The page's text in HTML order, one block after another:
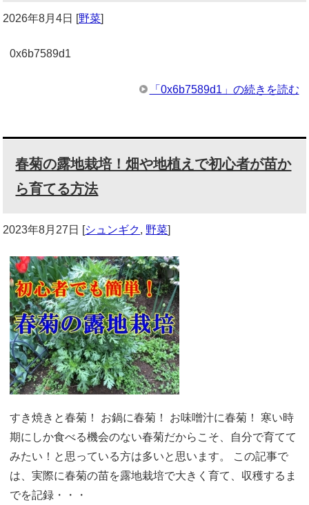
2026年8月4日 [野菜]
0x6b7589d1
「0x6b7589d1」の続きを読む
春菊の露地栽培！畑や地植えで初心者が苗か
ら育てる方法
2023年8月27日 [シュンギク, 野菜]
すき焼きと春菊！ お鍋に春菊！ お味噌汁に春菊！ 寒い時
期にしか食べる機会のない春菊だからこそ、自分で育てて
みたい！と思っている方は多いと思います。 この記事で
は、実際に春菊の苗を露地栽培で大きく育て、収穫するま
でを記録・・・